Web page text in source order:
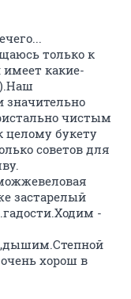
только к
какие-
значительно
чистым
целому букету
советов для
застарелый
-
хорош в